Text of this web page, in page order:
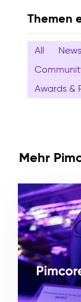
Themen
All
Awards &
Mehr